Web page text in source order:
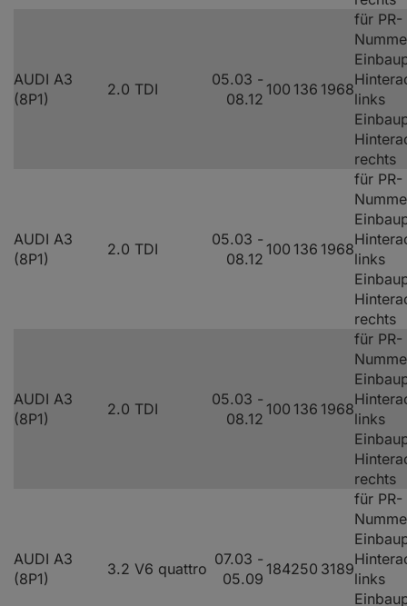
AUDI A3
(8P1)
2.0 TDI
05.03 -
08.12
100 136 1968
für PR-
links
rechts
AUDI A3
(8P1)
2.0 TDI
05.03 -
08.12
100 136 1968
für PR-
links
rechts
AUDI A3
(8P1)
2.0 TDI
05.03 -
08.12
100 136 1968
für PR-
links
rechts
AUDI A3
(8P1)
3.2 V6 quattro
07.03 -
05.09
184250 3189
für PR-
links